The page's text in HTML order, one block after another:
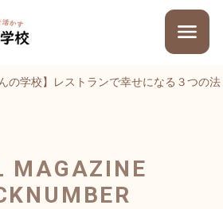
の学校】レストランで幸せになる３つの法
MAGAZINE